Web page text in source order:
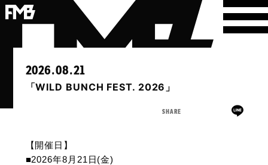
2026.08.21
「WILD BUNCH FEST. 2026」
SHARE
【開催日】
■2026年8月21日(金)